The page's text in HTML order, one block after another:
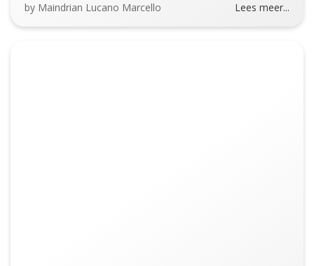
by Maindrian Lucano Marcello Lees meer...